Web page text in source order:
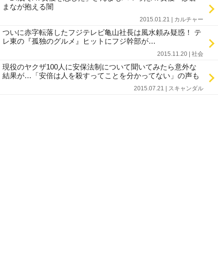
まなが抱える闇
2015.01.21 | カルチャー
ついに赤字転落したフジテレビ亀山社長は風水頼み疑惑！ テ
レ東の『孤独のグルメ』ヒットにフジ幹部が…
2015.11.20 | 社会
現役のヤクザ100人に安保法制について聞いてみたら意外な
結果が…「安倍は人を殺すってことを分かってない」の声も
2015.07.21 | スキャンダル